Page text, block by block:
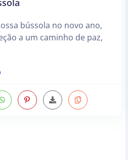
bússola no novo ano,
a um caminho de paz,